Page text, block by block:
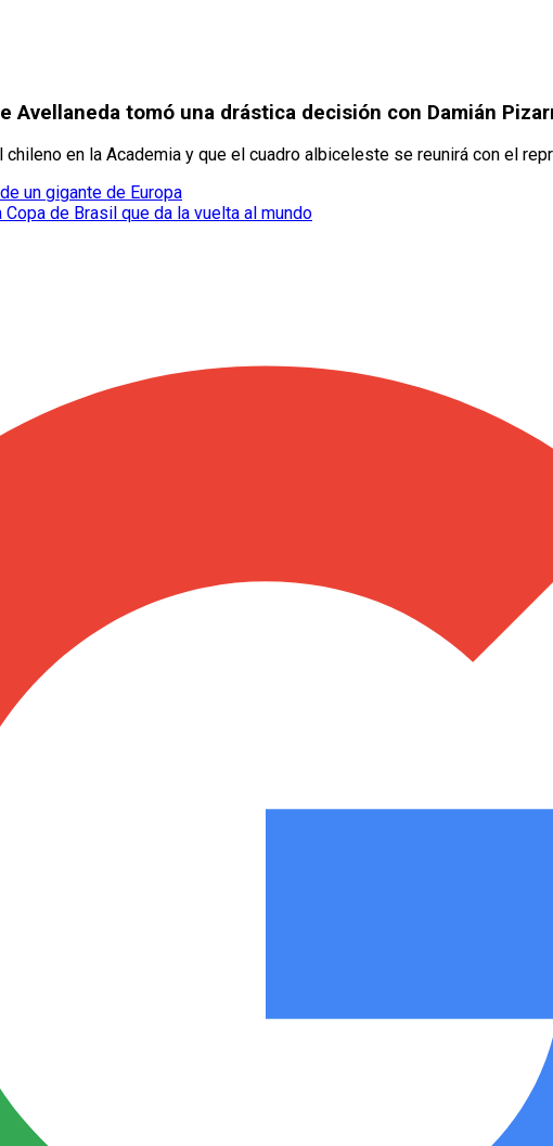
Avellaneda tomó una drástica decisión con Damián
en la Academia y que el cuadro albiceleste se reunirá con el
un gigante de Europa
de Brasil que da la vuelta al mundo